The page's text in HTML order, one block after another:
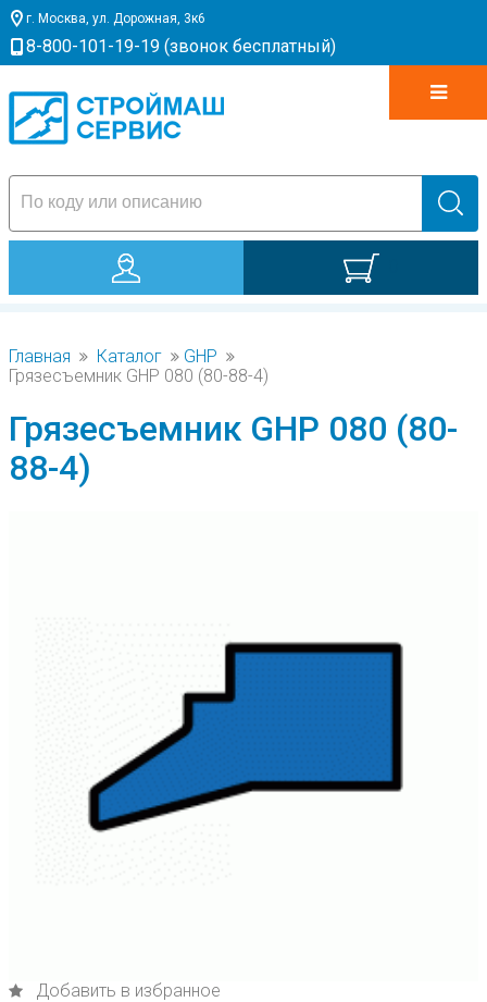
г. Москва, ул. Дорожная, 3к6
8-800-101-19-19 (звонок бесплатный)
Главная Каталог
GHP
Грязесъемник GHP 080 (80-88-4)
Грязесъемник GHP 080 (80-
88-4)
Добавить в избранное